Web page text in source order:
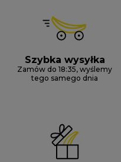
Szybka wysyłka
Zamów do 18:35, wyślemy
tego samego dnia